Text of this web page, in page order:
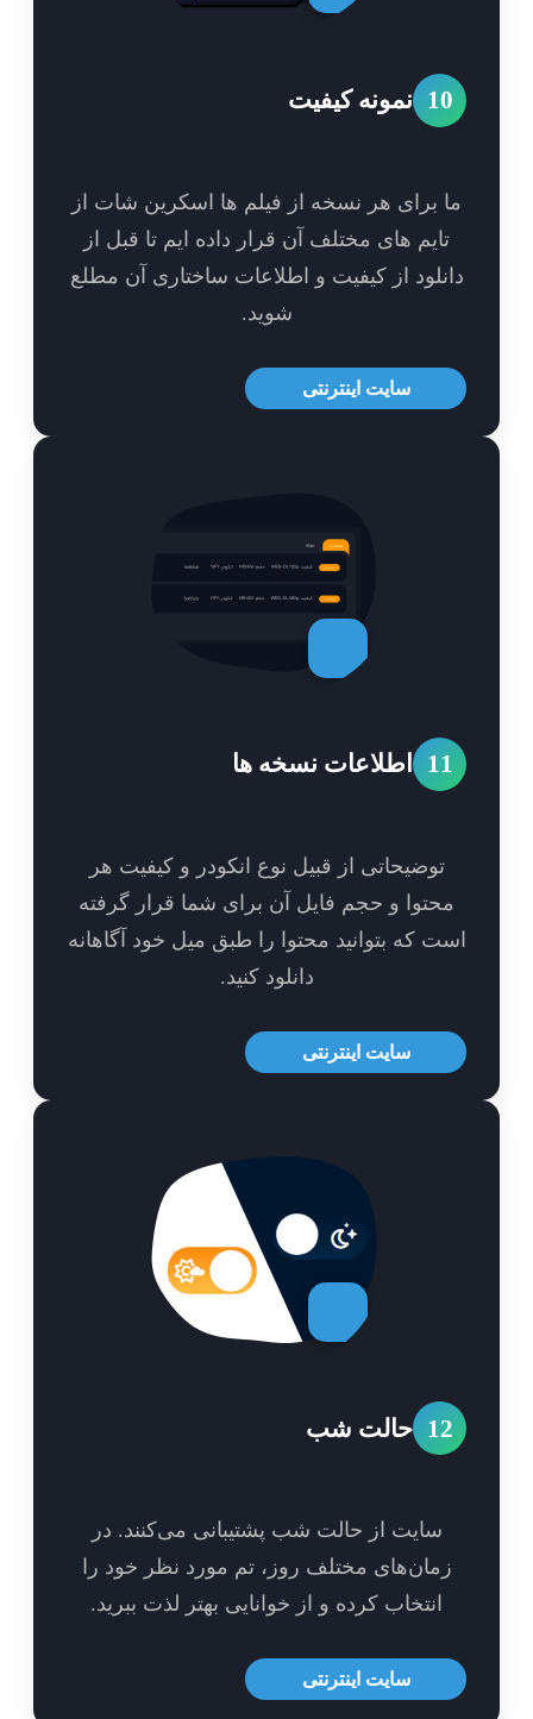
نمونه کیفیت
برای هر نسخه از فیلم ها اسکرین شات از
های مختلف آن قرار داده ایم تا قبل از
از کیفیت و اطلاعات ساختاری آن مطلع
سایت اینترنتی
اطلاعات نسخه ها
توضیحاتی از قبیل نوع انکودر و کیفیت هر
و حجم فایل آن برای شما قرار گرفته
که بتوانید محتوا را طبق میل خود آگاهانه
دانلود کنید.
سایت اینترنتی
حالت شب
سایت از حالت شب پشتیبانی می‌کنند. در
مختلف روز، تم مورد نظر خود را
انتخاب کرده و از خوانایی بهتر لذت ببرید.
سایت اینترنتی